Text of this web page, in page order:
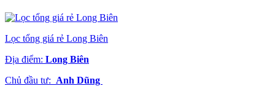
Lọc tổng giá rẻ Long Biên
Địa điểm: Long Biên
Chủ đầu tư: Anh Dũng